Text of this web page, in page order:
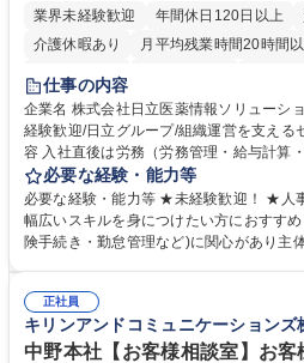
業界未経験歓迎
年間休日120日以上
介護休暇あり
月平均残業時間20時間
住宅手当あり
育休あり
完全週休2日制 交通費支給
仕事の内容
企業名 株式会社日立医薬情報ソリューションズ 求人名 【総務・
経験歓迎/日立グループ/組織運営を支えるゼネ
容 入社直後は労務（労務管理・給与計算
任せいたします。将来は総務・採用・教
営を支えるゼネラリストをめざせます。 ・初期業務：労働時間管理、給与
計算、社会保険対応、福利厚生管理、安
します。ご経験に応じて、休職者管理な
★メンバーがマンツーマンで丁寧に教え
幅広く経験を積みたい意欲がある方に最適な環境です
務・人事】未経験歓迎/日立グループ/組織
指す
必要な経験・能力等
必要な経験・能力等 ★未経験歓迎！ ★人
幅広いスキルを身につけたい方におすすめ！ ■労務管理(給与計算・
険手続き・勤怠管理など)に関心があり主
マネジメント職として活躍したい 【尚可
のご経験 ■労務管理（給与計算・社会保険
■衛生管理者の資格をお持ちの方 学歴・資格 学歴：大学院 大学 高専 短大
専修学校 高校 語学力： 資格：
正社員
キリンアンドコミュニケーションズ
中野本社【お客様相談室】お